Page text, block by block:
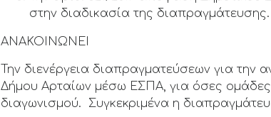
στην διαδικασία της διαπραγμάτευσης.
ΑΝΑΚΟΙΝΩΝΕΙ
Την διενέργεια διαπραγματεύσεων για την
Δήμου Αρταίων μέσω ΕΣΠΑ, για όσες
διαγωνισμού. Συγκεκριμένα η